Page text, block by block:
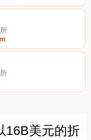
16B美元的折